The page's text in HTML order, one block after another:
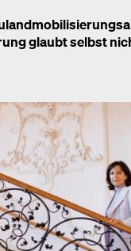
glaubt selbst